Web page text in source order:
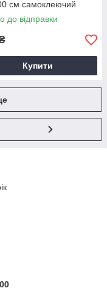
см самоклеючий
Сірий Happy
Z184181
до відправки
Купити